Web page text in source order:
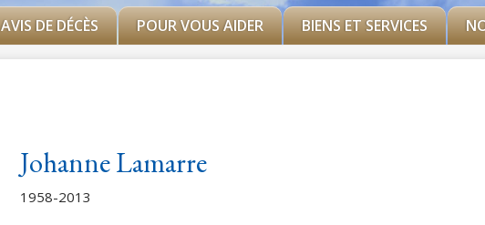
AVIS DE DÉCÈS POUR VOUS AIDER BIENS ET SERVICES
Johanne Lamarre
1958-2013